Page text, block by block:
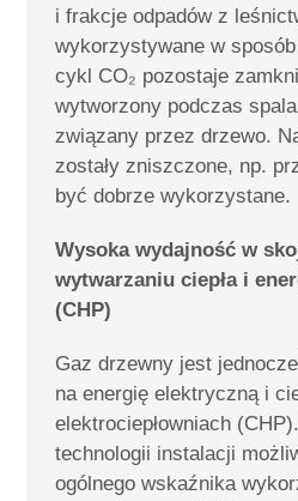
i frakcje odpadów z
wykorzystywane w
cykl CO₂ pozostaje
wytworzony podczas
związany przez drzewo.
zostały zniszczone, np.
być dobrze wykorzystane.
Wysoka wydajność w
wytwarzaniu ciepła i
(CHP)
Gaz drzewny jest
na energię elektryczną i
elektrociepłowniach (CHP).
technologii instalacji
ogólnego wskaźnika